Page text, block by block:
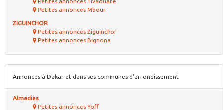
Petites annonces Mbour
ZIGUINCHOR
Petites annonces Ziguinchor
Petites annonces Bignona
Annonces à Dakar et dans ses communes d'arrondissement
Almadies
Petites annonces Yoff